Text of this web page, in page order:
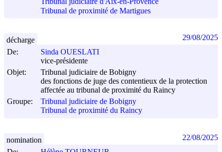
Tribunal de proximité de Martigues
De:
Sinda OUESLATI
vice-présidente
Objet:
Tribunal judiciaire de Bobigny
des fonctions de juge des contentieux de la protection
affectée au tribunal de proximité du Raincy
Groupe:
Tribunal judiciaire de Bobigny
Tribunal de proximité du Raincy
décharge 29/08/2025
nomination 22/08/2025